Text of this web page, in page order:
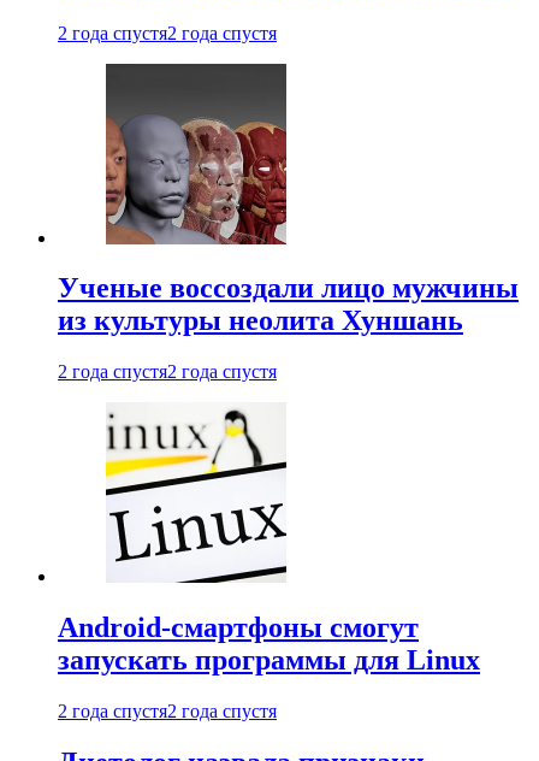
2 года спустя2 года спустя
Ученые воссоздали лицо мужчины
из культуры неолита Хуншань
2 года спустя2 года спустя
Android-смартфоны смогут
запускать программы для Linux
2 года спустя2 года спустя